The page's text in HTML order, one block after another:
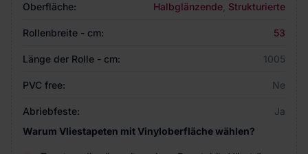
Oberfläche: Halbglänzende Strukturierte
Rollenbreite - cm: 53
Länge der Rolle - cm: 1005
PVC free: Ne
Abriebfeste:
Ja
Warum Vliestapeten mit Vinyloberfläche wählen?